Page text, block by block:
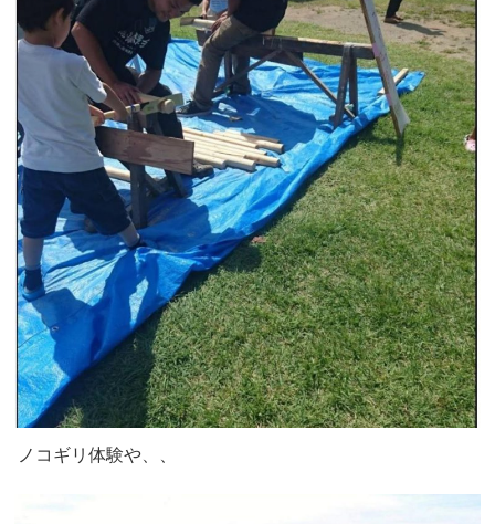
ノコギリ体験や、、